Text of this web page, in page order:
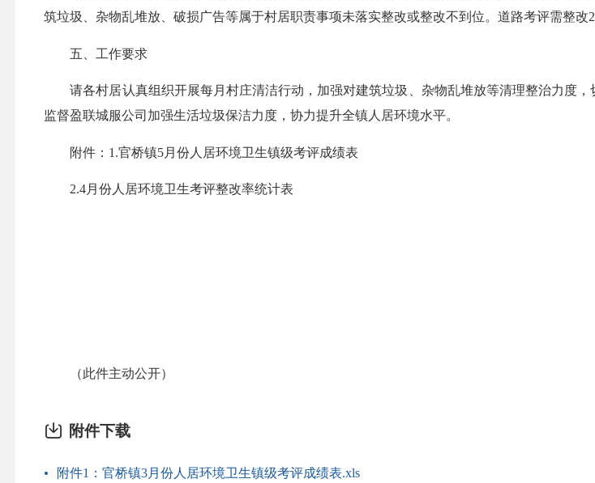
筑垃圾、杂物乱堆放、破损广告等属于村居职责事项未落实整改或整改不到位。道路考评需整改
五、工作要求
请各村居认真组织开展每月村庄清洁行动，加强对建筑垃圾、杂物乱堆放等清理整治力度，
监督盈联城服公司加强生活垃圾保洁力度，协力提升全镇人居环境水平。
附件：1.官桥镇5月份人居环境卫生镇级考评成绩表
2.4月份人居环境卫生考评整改率统计表
（此件主动公开）
附件下载
附件1：官桥镇3月份人居环境卫生镇级考评成绩表.xls